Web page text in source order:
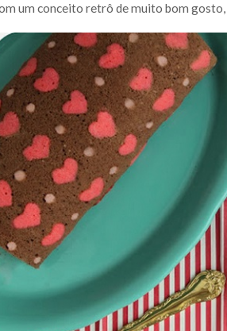
um conceito retrô de muito bom gosto,